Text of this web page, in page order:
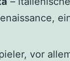
vor